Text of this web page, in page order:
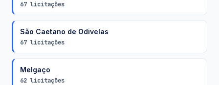
67 licitações
São Caetano de Odivelas
67 licitações
Melgaço
62 licitações